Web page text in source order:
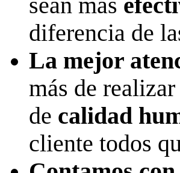
sean más
diferencia de
La mejor
más de
de calidad
cliente todos